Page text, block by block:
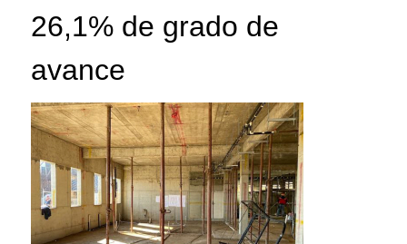
26,1% de grado de
avance